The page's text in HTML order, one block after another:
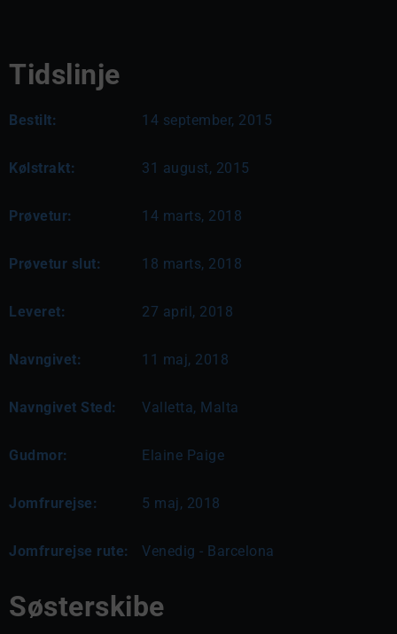
Tidslinje
Bestilt: 14 september, 2015
Kølstrakt: 31 august, 2015
Prøvetur: 14 marts, 2018
Prøvetur slut: 18 marts, 2018
Leveret: 27 april, 2018
Navngivet: 11 maj, 2018
Navngivet Sted: Valletta, Malta
Gudmor: Elaine Paige
Jomfrurejse: 5 maj, 2018
Jomfrurejse rute: Venedig - Barcelona
Søsterskibe